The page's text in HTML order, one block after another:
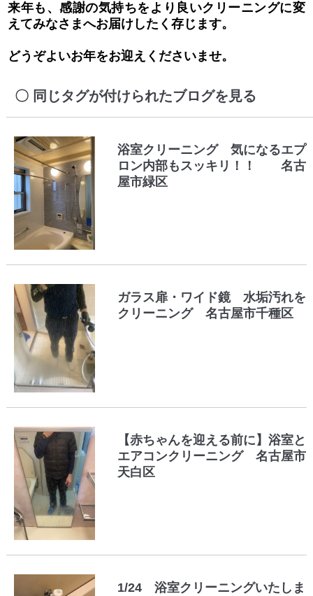
来年も、感謝の気持ちをより良いクリーニングに変
えてみなさまへお届けしたく存じます。
どうぞよいお年をお迎えくださいませ。
同じタグが付けられたブログを見る
浴室クリーニング 気になるエプ
ロン内部もスッキリ！！ 名古
屋市緑区
ガラス扉・ワイド鏡 水垢汚れを
クリーニング 名古屋市千種区
【赤ちゃんを迎える前に】浴室と
エアコンクリーニング 名古屋市
天白区
1/24 浴室クリーニングいたしま